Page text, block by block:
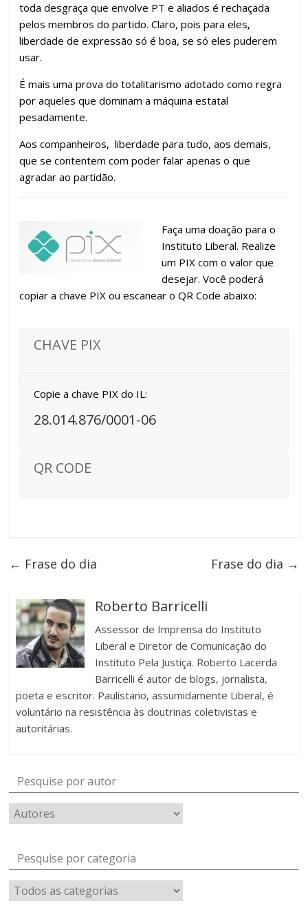
toda desgraça que envolve PT e aliados é rechaçada
pelos membros do partido. Claro, pois para eles,
liberdade de expressão só é boa, se só eles puderem
usar.
É mais uma prova do totalitarismo adotado como regra
por aqueles que dominam a máquina estatal
pesadamente.
Aos companheiros, liberdade para tudo, aos demais,
que se contentem com poder falar apenas o que
agradar ao partidão.
Faça uma doação para o
Instituto Liberal. Realize
um PIX com o valor que
desejar. Você poderá
copiar a chave PIX ou escanear o QR Code abaixo:
CHAVE PIX
Copie a chave PIX do IL:
28.014.876/0001-06
QR CODE
← Frase do dia Frase do dia →
Roberto Barricelli
Assessor de Imprensa do Instituto
Liberal e Diretor de Comunicação do
Instituto Pela Justiça. Roberto Lacerda
Barricelli é autor de blogs, jornalista,
poeta e escritor. Paulistano, assumidamente Liberal, é
voluntário na resistência às doutrinas coletivistas e
autoritárias.
Pesquise por autor
Pesquise por categoria